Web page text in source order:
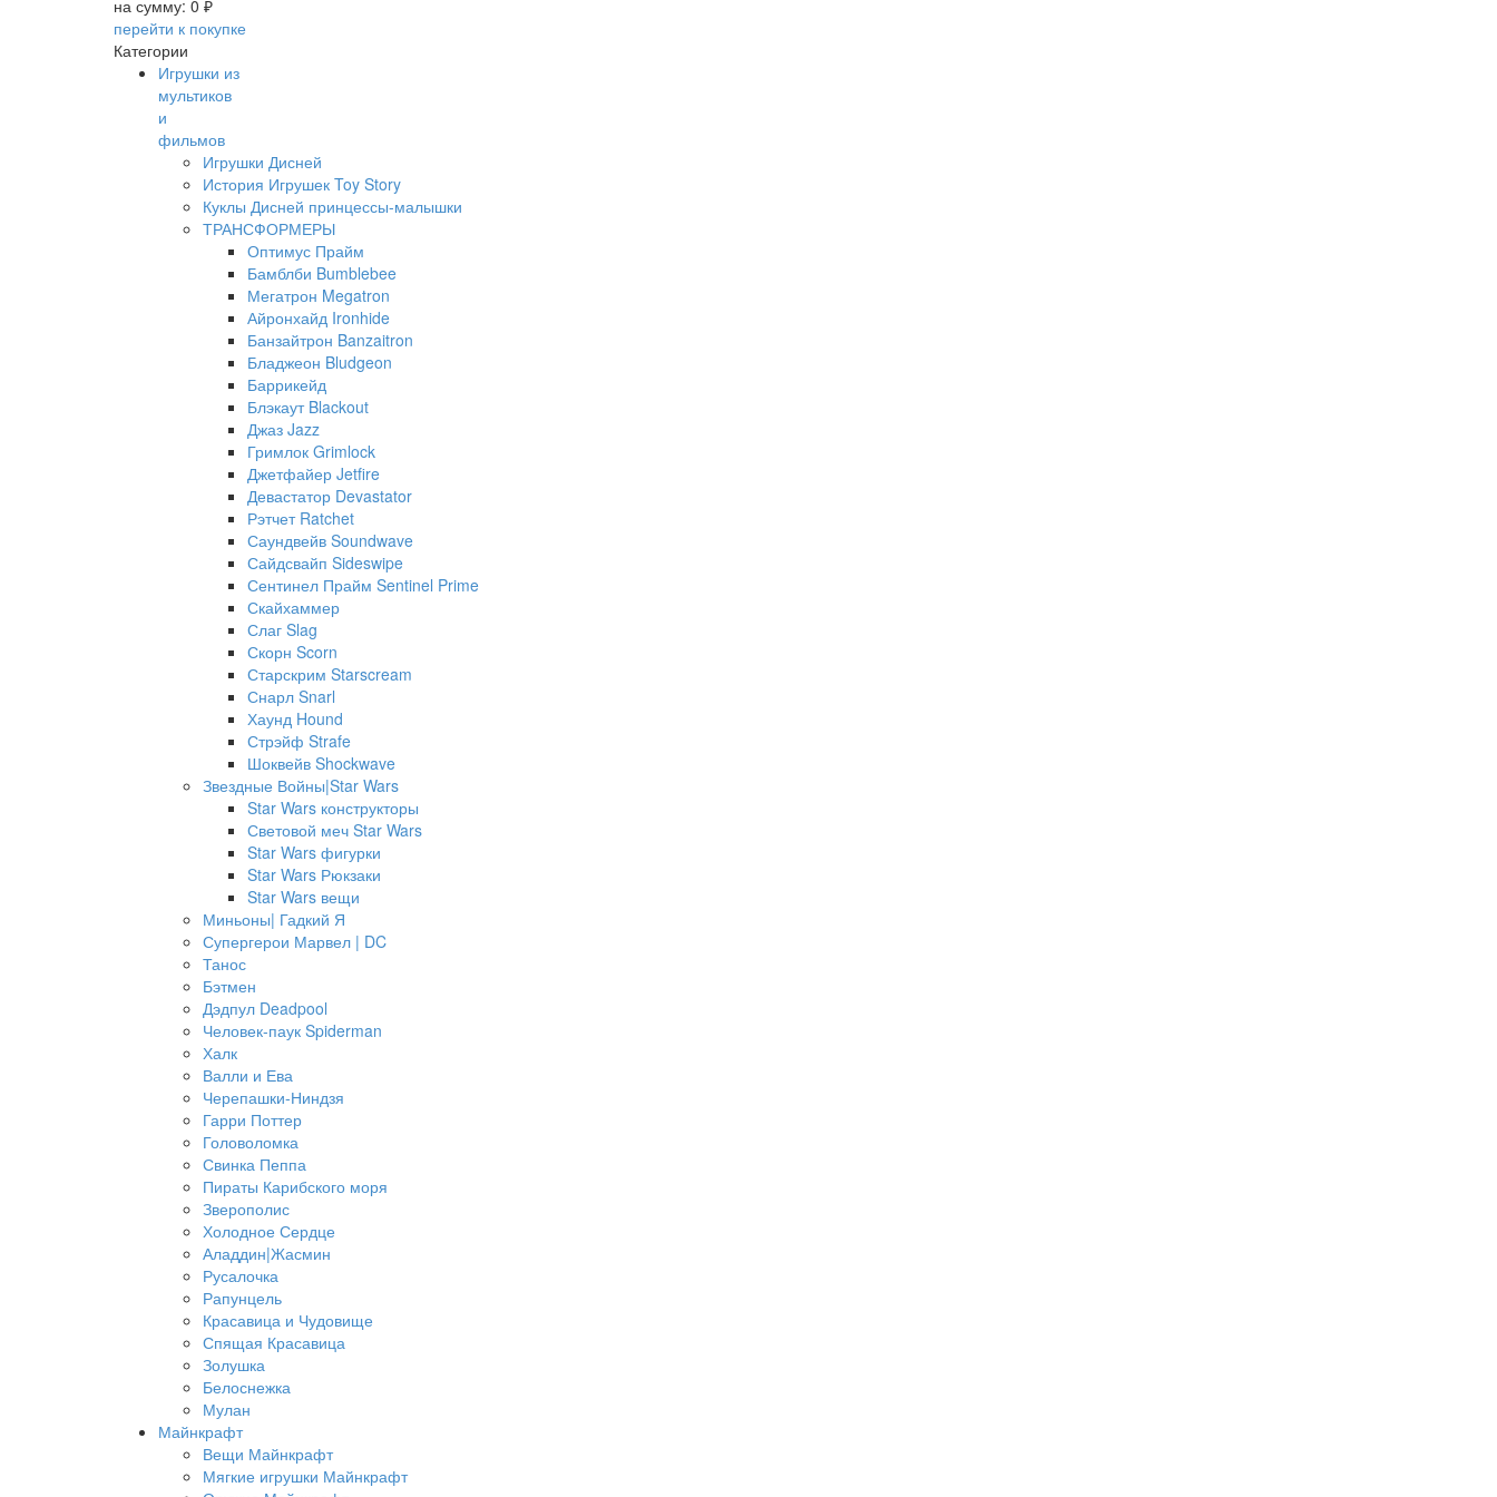
на сумму: 0 ₽
перейти к покупке
Категории
Игрушки из
мультиков
и
фильмов
Игрушки Дисней
История Игрушек Toy Story
Куклы Дисней принцессы-малышки
ТРАНСФОРМЕРЫ
Оптимус Прайм
Бамблби Bumblebee
Мегатрон Megatron
Айронхайд Ironhide
Банзайтрон Banzaitron
Бладжеон Bludgeon
Баррикейд
Блэкаут Blackout
Джаз Jazz
Гримлок Grimlock
Джетфайер Jetfire
Девастатор Devastator
Рэтчет Ratchet
Саундвейв Soundwave
Сайдсвайп Sideswipe
Сентинел Прайм Sentinel Prime
Скайхаммер
Слаг Slag
Скорн Scorn
Старскрим Starscream
Снарл Snarl
Хаунд Hound
Стрэйф Strafe
Шоквейв Shockwave
Звездные Войны|Star Wars
Star Wars конструкторы
Световой меч Star Wars
Star Wars фигурки
Star Wars Рюкзаки
Star Wars вещи
Миньоны| Гадкий Я
Супергерои Марвел | DC
Танос
Бэтмен
Дэдпул Deadpool
Человек-паук Spiderman
Халк
Валли и Ева
Черепашки-Ниндзя
Гарри Поттер
Головоломка
Свинка Пеппа
Пираты Карибского моря
Зверополис
Холодное Сердце
Аладдин|Жасмин
Русалочка
Рапунцель
Красавица и Чудовище
Спящая Красавица
Золушка
Белоснежка
Мулан
Майнкрафт
Вещи Майнкрафт
Мягкие игрушки Майнкрафт